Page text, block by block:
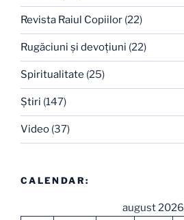
Revista Raiul Copiilor (22)
Rugăciuni şi devoţiuni (22)
Spiritualitate (25)
Ştiri (147)
Video (37)
CALENDAR:
august 2026